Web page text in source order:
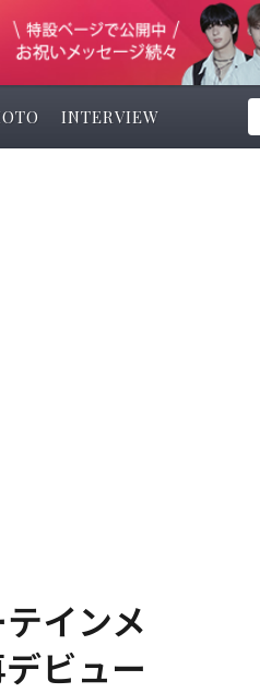
INTERVIEW
インメ
ビュー